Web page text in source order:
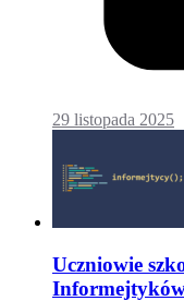
29 listopada 2025
Uczniowie